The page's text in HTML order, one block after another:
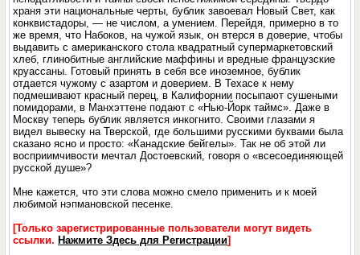
храня эти национальные черты, бублик завоевал Новый Свет, как
конквистадоры, — не числом, а умением. Перейдя, примерно в то
же время, что Набоков, на чужой язык, он втерся в доверие, чтобы
выдавить с американского стола квадратный супермаркетовский
хлеб, глинобитные английские маффины и вредные французские
круассаны. Готовый принять в себя все иноземное, бублик
отдается чужому с азартом и доверием. В Техасе к нему
подмешивают красный перец, в Калифорнии посыпают сушеными
помидорами, в Манхэттене подают с «Нью-Йорк таймс». Даже в
Москву теперь бублик является инкогнито. Своими глазами я
видел вывеску на Тверской, где большими русскими буквами была
сказано ясно и просто: «Канадские бейгелы». Так не об этой ли
восприимчивости мечтал Достоевский, говоря о «всесоединяющей
русской душе»?
Мне кажется, что эти слова можно смело применить и к моей
любимой нэпмановской песенке.
[Только зарегистрированные пользователи могут видеть
ссылки. Нажмите Здесь для Регистрации]